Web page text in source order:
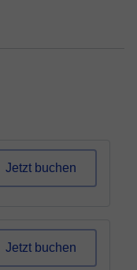
Jetzt buchen
Jetzt buchen